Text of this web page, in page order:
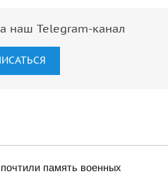
наш Telegram-канал
память военных